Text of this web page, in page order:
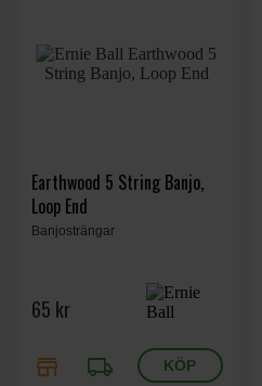
Earthwood 5 String Banjo,
Loop End
Banjosträngar
65 kr
store local_shipping